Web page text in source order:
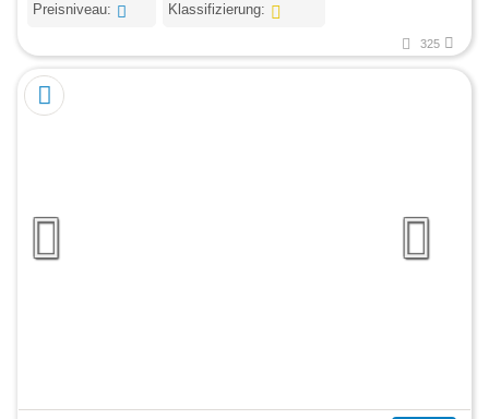
Preisniveau: Klassifizierung:
325